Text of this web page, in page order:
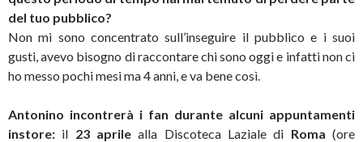
del tuo pubblico?
Non mi sono concentrato sull’inseguire il pubblico e i suoi
gusti, avevo bisogno di raccontare chi sono oggi e infatti non ci
ho messo pochi mesi ma 4 anni, e va bene così.
Antonino incontrerà i fan durante alcuni appuntamenti
instore: il 23 aprilealla Discoteca Laziale di Roma (ore